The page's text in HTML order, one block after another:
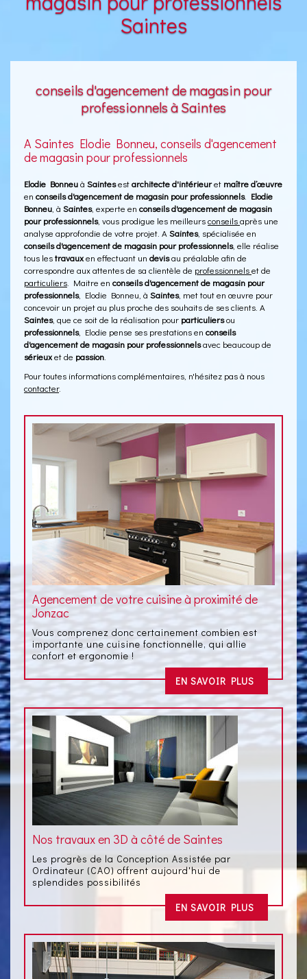
Saintes
conseils d'agencement de magasin pour
professionnels à Saintes
A Saintes Elodie Bonneu, conseils d'agencement
de magasin pour professionnels
Elodie Bonneuà Saintesestarchitecte d'intérieuret maître d’œuvre
en conseils d'agencement de magasin pour professionnels. Elodie
Bonneu , à Saintes, experte en conseils d'agencement de magasin
pour professionnels, vous prodigue les meilleursconseilsaprès une
analyse approfondie de votre projet. A Saintes, spécialisée en
conseils d'agencement de magasin pour professionnels, elle réalise
tous lestravauxen effectuant un devisau préalable afin de
correspondre aux attentes de sa clientèle de professionnelset de
particuliers . Maitre en conseils d'agencement de magasin pour
professionnels, Elodie Bonneu, à Saintes, met tout en œuvre pour
concevoir un projet au plus proche des souhaits de ses clients. A
Saintes, que ce soit de la réalisation pour particuliersou
professionnels, Elodie pense ses prestations en conseils
d'agencement de magasin pour professionnelsavec beaucoup de
sérieuxet de passion
Pour toutes informations complémentaires, n'hésitez pas à nous
contacter.
Agencement de votre cuisine à proximité de
Jonzac
Vous comprenez donc certainement combien est
importante une cuisine fonctionnelle, qui allie
confort et ergonomie !
EN SAVOIR PLUS
Nos travaux en 3D à côté de Saintes
Les progrès de la Conception Assistée par
Ordinateur (CAO) offrent aujourd'hui de
splendides possibilités
EN SAVOIR PLUS